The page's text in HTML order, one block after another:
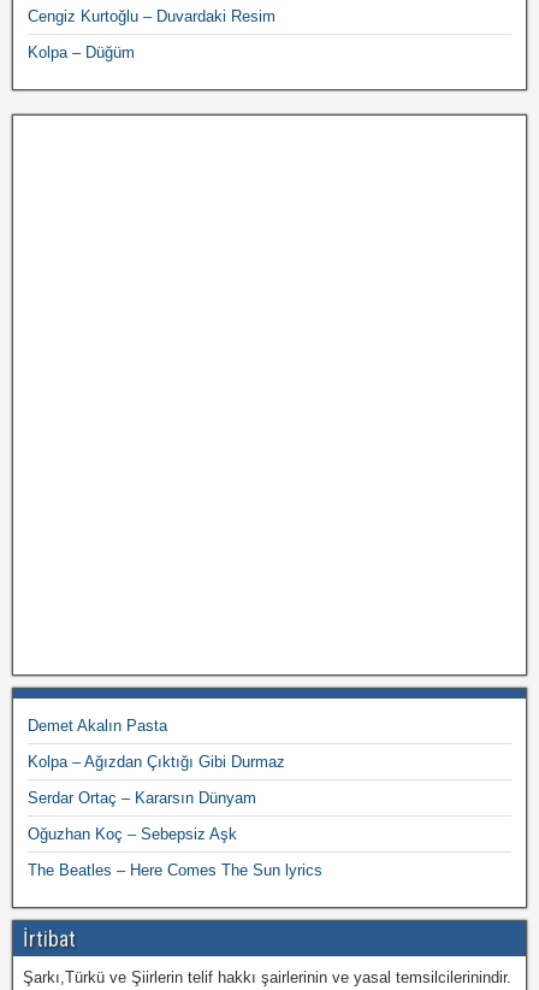
Cengiz Kurtoğlu – Duvardaki Resim
Kolpa – Düğüm
Demet Akalın Pasta
Kolpa – Ağızdan Çıktığı Gibi Durmaz
Serdar Ortaç – Kararsın Dünyam
Oğuzhan Koç – Sebepsiz Aşk
The Beatles – Here Comes The Sun lyrics
İrtibat
Şarkı,Türkü ve Şiirlerin telif hakkı şairlerinin ve yasal temsilcilerinindir.